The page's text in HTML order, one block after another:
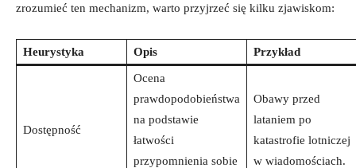
zrozumieć ten mechanizm, warto przyjrzeć się kilku zjawiskom:
Heurystyka Opis Przykład
Dostępność
Ocena
prawdopodobieństwa
na podstawie
łatwości
przypomnienia sobie
Obawy przed
lataniem po
katastrofie lotniczej
w wiadomościach.